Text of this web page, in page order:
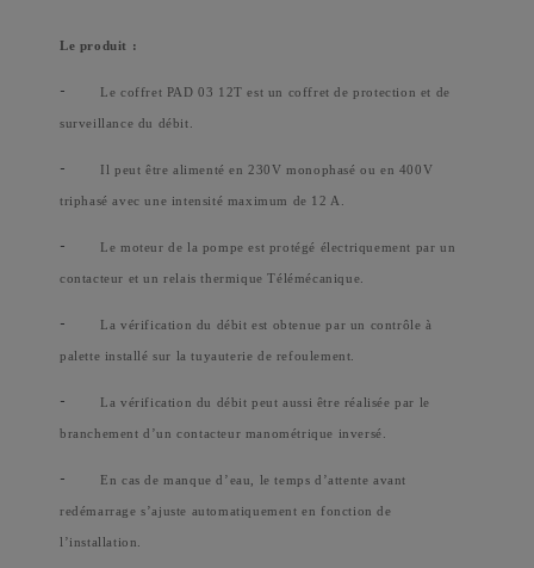
Le produit :
- Le coffret PAD 03 12T est un coffret de protection et de
surveillance du débit.
- Il peut être alimenté en 230V monophasé ou en 400V
triphasé avec une intensité maximum de 12 A.
- Le moteur de la pompe est protégé électriquement par un
contacteur et un relais thermique Télémécanique.
- La vérification du débit est obtenue par un contrôle à
palette installé sur la tuyauterie de refoulement.
- La vérification du débit peut aussi être réalisée par le
branchement d’un contacteur manométrique inversé.
- En cas de manque d’eau, le temps d’attente avant
redémarrage s’ajuste automatiquement en fonction de
l’installation.